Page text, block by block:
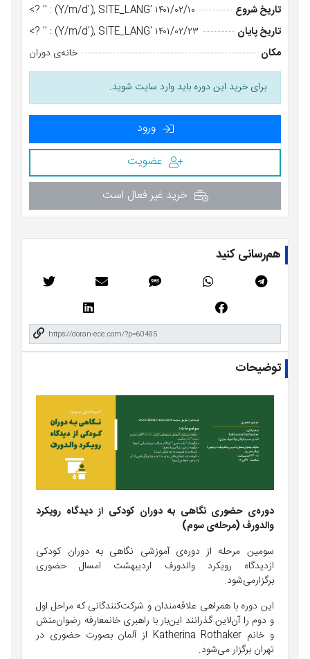
تاریخ شروع
۱۴۰۱/۰۲/۱۰ 'Y/m/d'), SITE_LANG) : '' ?>
تاریخ پایان
۱۴۰۱/۰۲/۲۳ 'Y/m/d'), SITE_LANG) : '' ?>
مکان
خانه‌ی دوران
برای خرید این دوره باید وارد سایت شوید.
ورود
عضویت
خرید غیر فعال است
هم‌رسانی کنید
توضیحات
دوره‌ی حضوری نگاهی به دوران کودکی از دیدگاه رویکرد
والدورف (مرحله‌یسوم)
سومین مرحله از دوره‌ی آموزشی نگاهی به دوران کودکی
ازدیدگاه رویکرد والدورف اردیبهشت امسال
حضوری
برگزارمی‌شود.
این دوره با همراهی علاقه‌مندان و شرکت‌کنندگانی که مراحل اول
و دوم راآن‌لاینگذرانند این‌باربا راهبری خانمعارفه رضوان‌منش
و خانم از آلمان بصورت حضوری در
تهران برگزارمی‌شود.